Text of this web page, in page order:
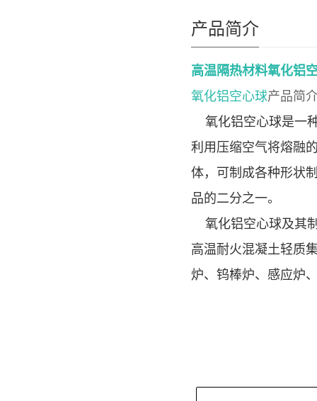
产品简介
高温隔热材料氧化铝
氧化铝空心球产品简
氧化铝空心球是一
利用压缩空气将熔融
体，可制成各种形状
品的二分之一。
氧化铝空心球及其
高温耐火混凝土轻质
炉、钨棒炉、感应炉